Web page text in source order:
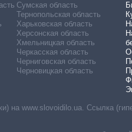
Сумская область
Тернопольская область
Харьковская область
Херсонская область
Хмельницкая область
Черкасская область
Черниговская область
Черновицкая область
на www.slovoidilo.ua. Ссылка